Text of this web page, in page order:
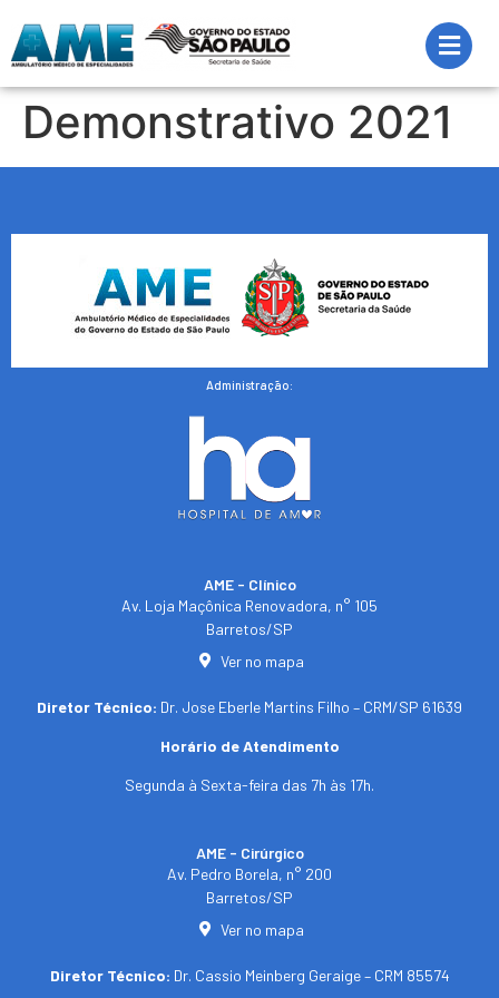
Demonstrativo 2021
Administração:
AME - Clínico​
Av. Loja Maçônica Renovadora, n° 105
Barretos/SP​
Ver no mapa
Diretor Técnico: Dr. Jose Eberle Martins Filho – CRM/SP 61639
Horário de Atendimento
Segunda à Sexta-feira das 7h às 17h.
AME - Cirúrgico
Av. Pedro Borela, n° 200
Barretos/SP
Ver no mapa
Diretor Técnico: Dr. Cassio Meinberg Geraige – CRM 85574